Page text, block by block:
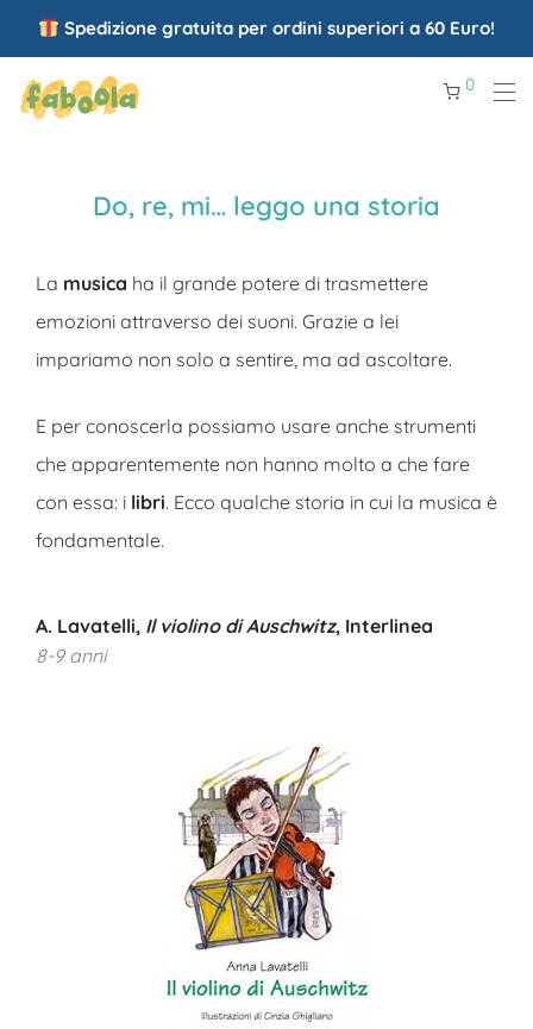
Spedizione gratuita per ordini superiori a 60 Euro!
0
Do, re, mi… leggo una storia
La musica ha il grande potere di trasmettere
emozioni attraverso dei suoni. Grazie a lei
impariamo non solo a sentire, ma ad ascoltare.
E per conoscerla possiamo usare anche strumenti
che apparentemente non hanno molto a che fare
con essa: i libri. Ecco qualche storia in cui la musica è
fondamentale.
A. Lavatelli, Il violino di Auschwitz, Interlinea
8-9 anni